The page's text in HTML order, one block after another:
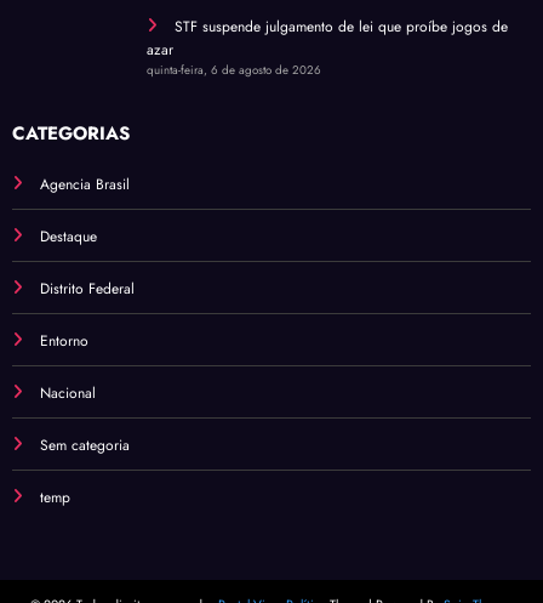
STF suspende julgamento de lei que proíbe jogos de
azar
quinta-feira, 6 de agosto de 2026
CATEGORIAS
Agencia Brasil
Destaque
Distrito Federal
Entorno
Nacional
Sem categoria
temp